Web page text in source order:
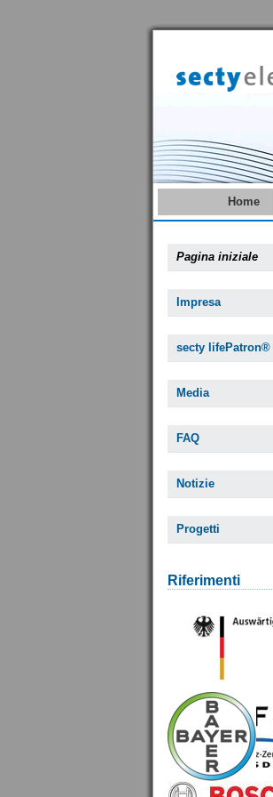
Home
Pagina iniziale
Impresa
secty lifePatron®
Media
FAQ
Notizie
Progetti
Riferimenti